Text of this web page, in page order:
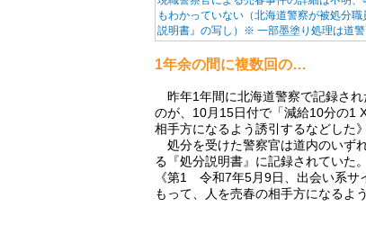
もわかっていない（北海道警察が被処分
説明書』の写し）※ 一部墨塗り処理は道警
1年余の間に複数回の…
昨年1年間に北海道警察で記録され
のが、10月15日付で「減給10分の1
相手方になるよう誘引するなどした》
処分を受けた警察官は道内のいず
る『処分説明書』に記録されていた
《第1 令和7年5月9日、出会い系サ
もって、人を売春の相手方になるよ